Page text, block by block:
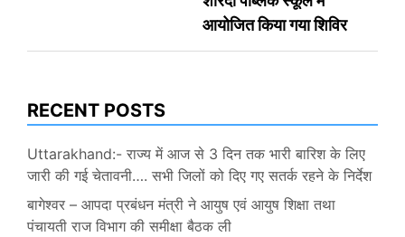
आयोजित किया गया शिविर
RECENT POSTS
Uttarakhand:- राज्य में आज से 3 दिन तक भारी बारिश के लिए
जारी की गई चेतावनी…. सभी जिलों को दिए गए सतर्क रहने के निर्देश
बागेश्वर – आपदा प्रबंधन मंत्री ने आयुष एवं आयुष शिक्षा तथा
पंचायती राज विभाग की समीक्षा बैठक ली